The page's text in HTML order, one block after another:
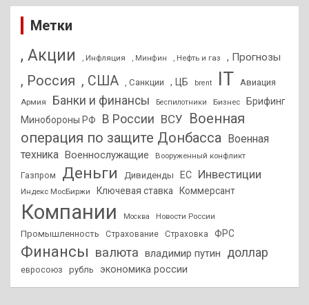
Метки
, Акции , Инфляция , Минфин , Нефть и газ , Прогнозы
, Россия , США , Санкции , ЦБ brent IT Авиация
Армия Банки и финансы Беспилотники Бизнес
Брифинг
Минобороны РФ
В России ВСУ Военная
операция по защите Донбасса
Военная
техника Военнослужащие Вооруженный конфликт
Газпром Деньги Дивиденды ЕС Инвестиции
Индекс МосБиржи Ключевая ставка Коммерсант
Компании Москва Новости России
Промышленность Страхование Страховка ФРС
Финансы валюта владимир путин доллар
евросоюз рубль экономика россии